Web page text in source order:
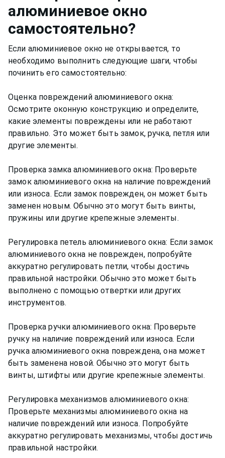
алюминиевое окно
самостоятельно?
Если алюминиевое окно не открывается, то
необходимо выполнить следующие шаги, чтобы
починить его самостоятельно:
Оценка повреждений алюминиевого окна:
Осмотрите оконную конструкцию и определите,
какие элементы повреждены или не работают
правильно. Это может быть замок, ручка, петля или
другие элементы.
Проверка замка алюминиевого окна: Проверьте
замок алюминиевого окна на наличие повреждений
или износа. Если замок поврежден, он может быть
заменен новым. Обычно это могут быть винты,
пружины или другие крепежные элементы.
Регулировка петель алюминиевого окна: Если замок
алюминиевого окна не поврежден, попробуйте
аккуратно регулировать петли, чтобы достичь
правильной настройки. Обычно это может быть
выполнено с помощью отвертки или других
инструментов.
Проверка ручки алюминиевого окна: Проверьте
ручку на наличие повреждений или износа. Если
ручка алюминиевого окна повреждена, она может
быть заменена новой. Обычно это могут быть
винты, штифты или другие крепежные элементы.
Регулировка механизмов алюминиевого окна:
Проверьте механизмы алюминиевого окна на
наличие повреждений или износа. Попробуйте
аккуратно регулировать механизмы, чтобы достичь
правильной настройки.